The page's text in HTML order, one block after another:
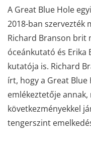
A Great Blue Hole
2018-ban szervezték
Richard Branson brit
óceánkutató és Erika
kutatója is. Richard
írt, hogy a Great
emlékeztetője
következményekkel
tengerszint